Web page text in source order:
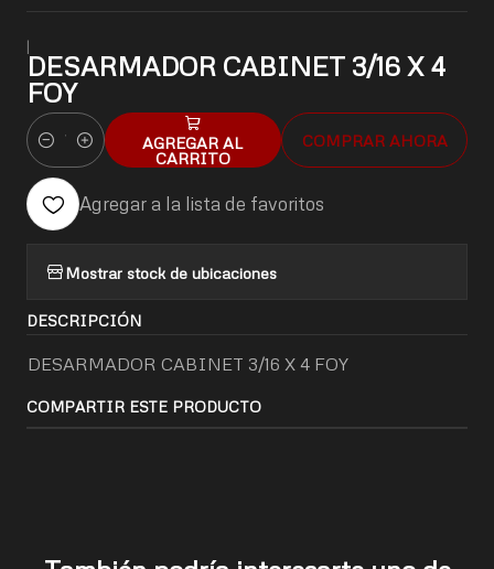
|
DESARMADOR CABINET 3/16 X 4
FOY
Cantidad
AGREGAR AL
CARRITO
COMPRAR AHORA
Agregar a la lista de favoritos
Mostrar stock de ubicaciones
DESCRIPCIÓN
DESARMADOR CABINET 3/16 X 4 FOY
COMPARTIR ESTE PRODUCTO